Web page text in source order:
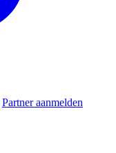
Partner aanmelden